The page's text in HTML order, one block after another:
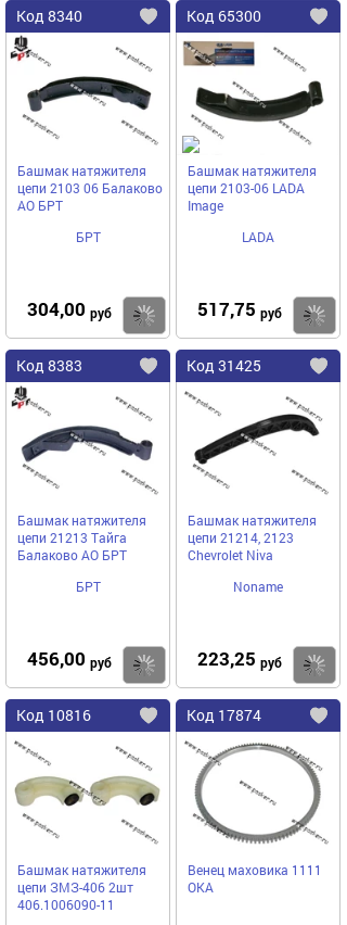
Код 8340
Добавить
избранное
Башмак натяжителя
цепи 2103 06 Балаково
АО БРТ
БРТ
304,00 руб Купить
Код 65300
Башмак натяжителя
цепи 2103-06 LADA
Image
LADA
517,75 руб
Код 8383
Добавить
избранное
Башмак натяжителя
цепи 21213 Тайга
Балаково АО БРТ
БРТ
456,00 руб Купить
Код 31425
Башмак натяжителя
цепи 21214, 2123
Chevrolet Niva
Noname
223,25 руб
Код 10816
Добавить
избранное
Башмак натяжителя
цепи ЗМЗ-406 2шт
406.1006090-11
Код 17874
Венец маховика 1111
ОКА